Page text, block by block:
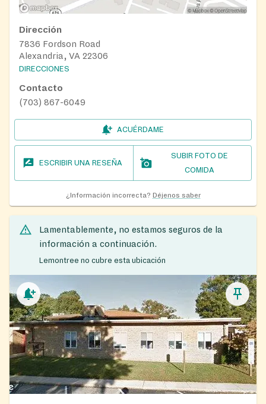
Dirección
7836 Fordson Road
Alexandria, VA 22306
DIRECCIONES
Contacto
(703) 867-6049
ACUÉRDAME
ESCRIBIR UNA RESEÑA
SUBIR FOTO DE
COMIDA
¿Información incorrecta? Déjenos saber
Lamentablemente, no estamos seguros de la
información a continuación.
Lemontree no cubre esta ubicación